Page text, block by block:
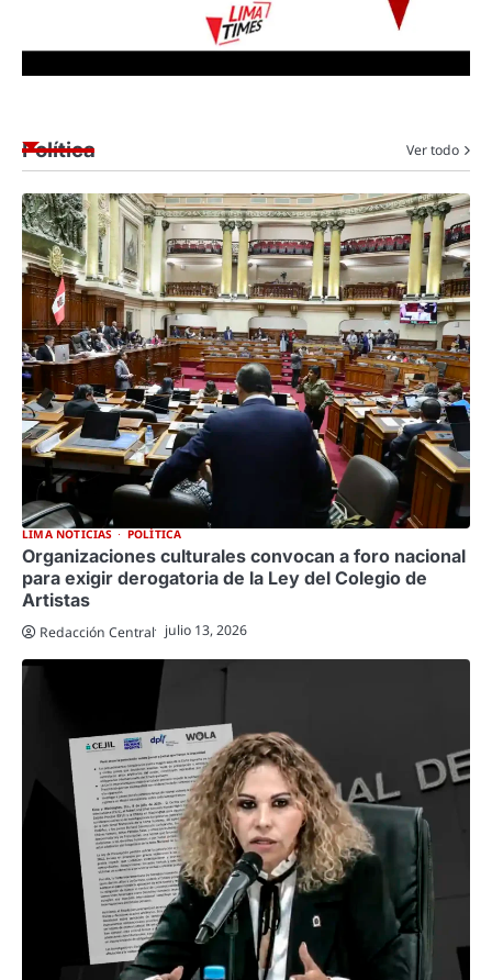
Política Ver todo
LIMA NOTICIAS POLÍTICA
Organizaciones culturales convocan a foro nacional
para exigir derogatoria de la Ley del Colegio de
Artistas
Redacción Central julio 13, 2026